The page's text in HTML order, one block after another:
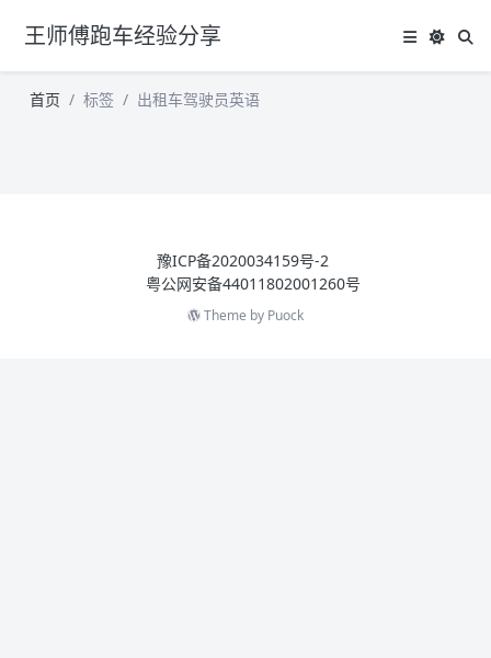
王师傅跑车经验分享
首页 标签 出租车驾驶员英语
豫ICP备2020034159号-2
粤公网安备44011802001260号
Theme by Puock